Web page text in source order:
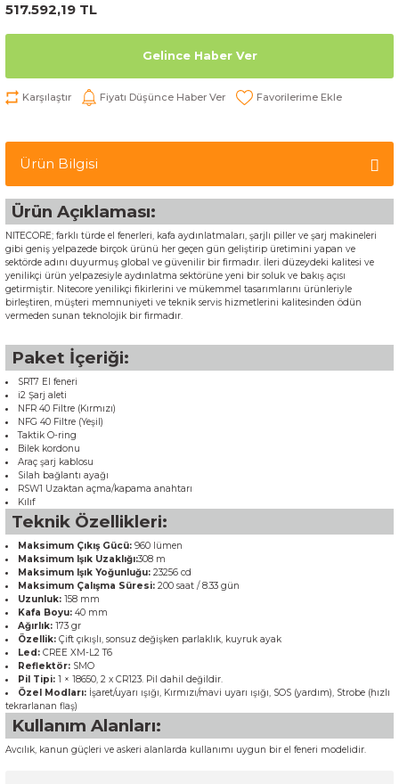
517.592,19 TL
Gelince Haber Ver
Karşılaştır Fiyatı Düşünce Haber Ver
Ürün Bilgisi
Ürün Açıklaması:
NITECORE; farklı türde el fenerleri, kafa aydınlatmaları, şarjlı piller ve şarj makineleri
gibi geniş yelpazede birçok ürünü her geçen gün geliştirip üretimini yapan ve
sektörde adını duyurmuş global ve güvenilir bir firmadır. İleri düzeydeki kalitesi ve
yenilikçi ürün yelpazesiyle aydınlatma sektörüne yeni bir soluk ve bakış açısı
getirmiştir. Nitecore yenilikçi fikirlerini ve mükemmel tasarımlarını ürünleriyle
birleştiren, müşteri memnuniyeti ve teknik servis hizmetlerini kalitesinden ödün
vermeden sunan teknolojik bir firmadır.
Paket İçeriği:
SRT7 El feneri
i2 Şarj aleti
NFR 40 Filtre (Kırmızı)
NFG 40 Filtre (Yeşil)
Taktik O-ring
Bilek kordonu
Araç şarj kablosu
Silah bağlantı ayağı
RSW1 Uzaktan açma/kapama anahtarı
Kılıf
Teknik Özellikleri:
Maksimum Çıkış Gücü: 960 lümen
Maksimum Işık Uzaklığı:308 m
Maksimum Işık Yoğunluğu: 23256 cd
Maksimum Çalışma Süresi: 200 saat / 8.33 gün
Uzunluk: 158 mm
Kafa Boyu: 40 mm
Ağırlık: 173 gr
Özellik: Çift çıkışlı, sonsuz değişken parlaklık, kuyruk ayak
Led: CREE XM-L2 T6
Reflektör: SMO
Pil Tipi: 1 × 18650, 2 x CR123. Pil dahil değildir.
Özel Modları: İşaret/uyarı ışığı, Kırmızı/mavi uyarı ışığı, SOS (yardım), Strobe (hızlı
tekrarlanan flaş)
Kullanım Alanları:
Avcılık, kanun güçleri ve askeri alanlarda kullanımı uygun bir el feneri modelidir.